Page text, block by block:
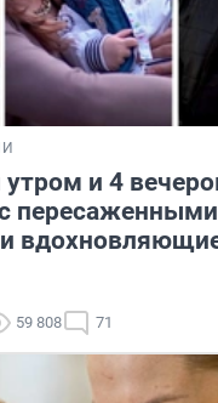
утром и 4
пересаженными
59 808 71